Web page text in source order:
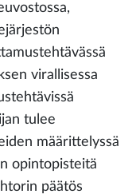
virallisessa
tulee
määrittelyssä
opintopisteitä
päätös